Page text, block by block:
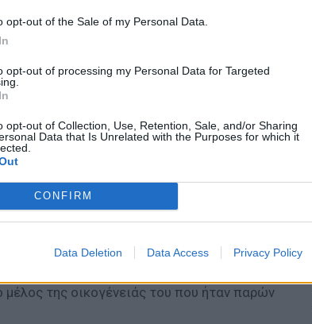
opt-out of the Sale of my Personal Data.
opt-out of processing my Personal Data for Targeted
opt-out of Collection, Use, Retention, Sale, and/or Sharing
Data that Is Unrelated with the Purposes for which it
CONFIRM
Data Deletion Data Access Privacy Policy
Αρχές, όσο και η Πυροσβεστική,
διάσωσης, καθημερινά βρίσκονταν στο
ημερών το όχημα του 49χρονου,
του αγνοούμενου.
για την ταυτότητα του νεκρού άνδρα θα
θα πραγματοποιηθεί αύριο το πρωί στο
Έβρου, στην Αλεξανδρούπολη, όπου
ίδιες πληροφορίες κάνουν λόγο για
της οικογένειάς του που ήταν παρών